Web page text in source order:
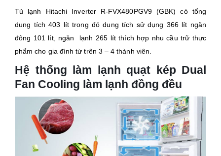
Tủ lạnh Hitachi Inverter R-FVX480PGV9 (GBK) có tổng
dung tích 403 lít trong đó dung tích sử dụng 366 lít ngăn
đông 101 lít, ngăn lạnh 265 lít thích hợp nhu cầu trữ thực
phẩm cho gia đình từ trên 3 – 4 thành viên.
Hệ thống làm lạnh quạt kép Dual
Fan Cooling làm lạnh đồng đều